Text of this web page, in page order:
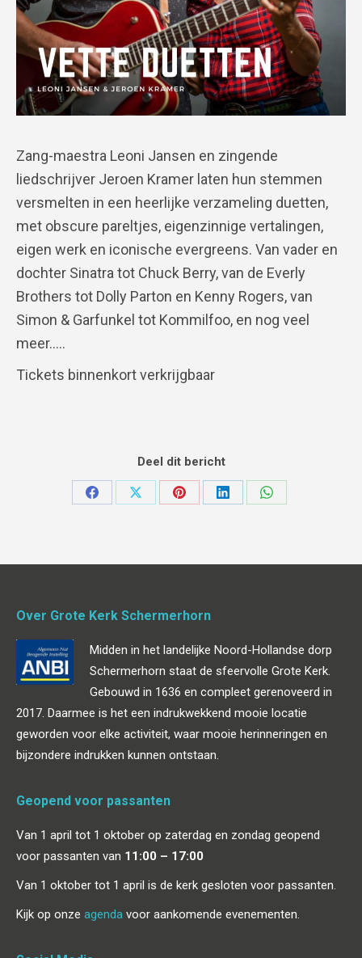
Zang-maestra Leoni Jansen en zingende
liedschrijver Jeroen Kramer laten hun stemmen
versmelten in een heerlijke verzameling duetten,
met obscure pareltjes, eigenzinnige vertalingen,
eigen werk en iconische evergreens. Van vader en
dochter Sinatra tot Chuck Berry, van de Everly
Brothers tot Dolly Parton en Kenny Rogers, van
Simon & Garfunkel tot Kommilfoo, en nog veel
meer…..
Tickets binnenkort verkrijgbaar
Deel dit bericht
Deel
Deel
Deel
Deel
Deel
Over Grote Kerk Schermerhorn
Midden in het landelijke Noord-Hollandse dorp
Schermerhorn staat de sfeervolle Grote Kerk.
Gebouwd in 1636 en compleet gerenoveerd in
2017. Daarmee is het een indrukwekkend mooie locatie
geworden voor elke activiteit, waar mooie herinneringen en
bijzondere indrukken kunnen ontstaan.
Geopend voor passanten
Van 1 april tot 1 oktober op zaterdag en zondag geopend
voor passanten van 11:00 – 17:00
Van 1 oktober tot 1 april is de kerk gesloten voor passanten.
Kijk op onze agenda voor aankomende evenementen.